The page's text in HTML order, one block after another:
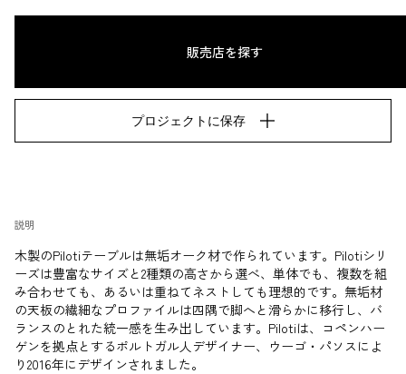
説明
木製のPilotiテーブルは無垢オーク材で作られています。Pilotiシリ
ーズは豊富なサイズと2種類の高さから選べ、単体でも、複数を組
み合わせても、あるいは重ねてネストしても理想的です。無垢材
の天板の繊細なプロファイルは四隅で脚へと滑らかに移行し、バ
ランスのとれた統一感を生み出しています。Pilotiは、コペンハー
ゲンを拠点とするポルトガル人デザイナー、ウーゴ・パソスによ
り2016年にデザインされました。
販売店を探す
プロジェクトに保存